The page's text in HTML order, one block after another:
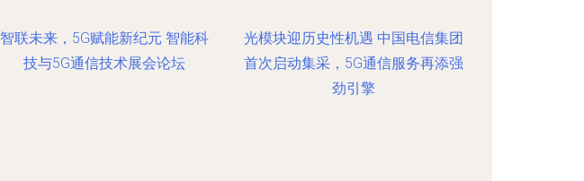
智联未来，5G赋能新纪元 智能科
技与5G通信技术展会论坛
光模块迎历史性机遇 中国电信集团
首次启动集采，5G通信服务再添强
劲引擎